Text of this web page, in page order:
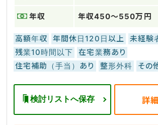
年収 年収450～550万円
高額年収 年間休日120日以上 未経験
残業10時間以下
在宅業務あり
住宅補助（手当）あり
整形外科 その
検討リストへ保存 詳